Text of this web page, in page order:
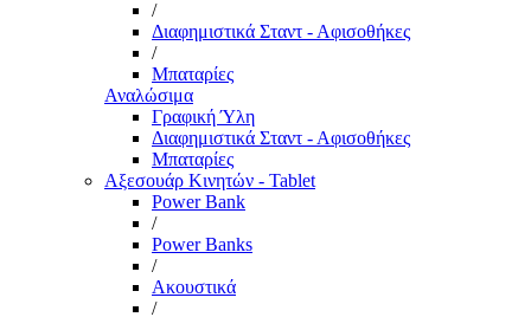
/
Διαφημιστικά Σταντ - Αφισοθήκες
/
Μπαταρίες
Αναλώσιμα
Γραφική Ύλη
Διαφημιστικά Σταντ - Αφισοθήκες
Μπαταρίες
Αξεσουάρ Κινητών - Tablet
Power Bank
/
Power Banks
/
Ακουστικά
/